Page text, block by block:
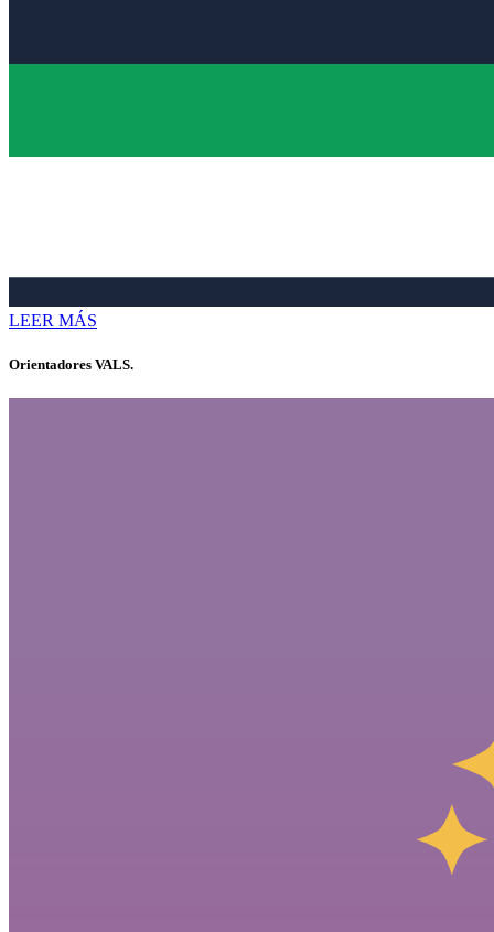
LEER MÁS
Orientadores VALS.